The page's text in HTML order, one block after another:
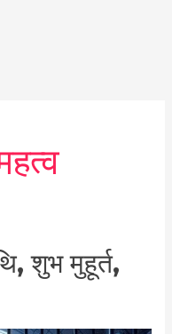
शुभ मुहूर्त,